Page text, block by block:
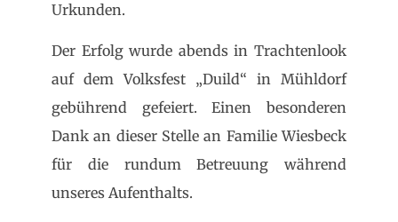
Urkunden.
Der Erfolg wurde abends in Trachtenlook
auf dem Volksfest „Duild“ in Mühldorf
gebührend gefeiert. Einen besonderen
Dank an dieser Stelle an Familie Wiesbeck
für die rundum Betreuung während
unseres Aufenthalts.